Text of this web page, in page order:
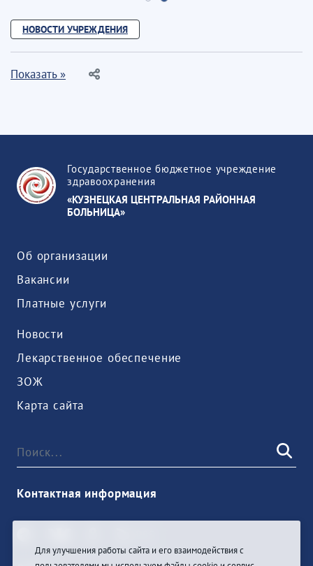
НОВОСТИ УЧРЕЖДЕНИЯ
Показать »
Государственное бюджетное учреждение
здравоохранения
«КУЗНЕЦКАЯ ЦЕНТРАЛЬНАЯ РАЙОННАЯ
БОЛЬНИЦА»
Об организации
Вакансии
Платные услуги
Новости
Лекарственное обеспечение
ЗОЖ
Карта сайта
Контактная информация
Для улучшения работы сайта и его взаимодействия с